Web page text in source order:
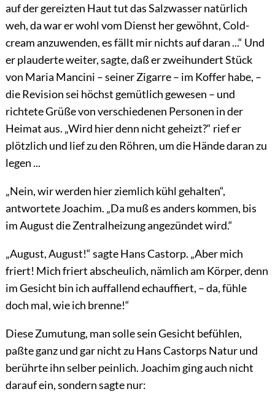
auf der gereizten Haut tut das Salzwasser natürlich
weh, da war er wohl vom Dienst her gewöhnt,Cold-
creamanzuwenden, es fällt mir nichts auf daran ...“ Und
er plauderte weiter, sagte, daß er zweihundert Stück
von Maria Mancini – seiner Zigarre – im Koffer habe, –
die Revision sei höchst gemütlich gewesen – und
richtete Grüße von verschiedenen Personen in der
Heimat aus. „Wird hier denn nicht geheizt?“ rief er
plötzlich und lief zu den Röhren, um die Hände daran zu
legen ...
„Nein, wir werden hier ziemlich kühl gehalten“,
antworteteJoachim. „Da muß es anders kommen, bis
im August die Zentralheizung angezündet wird.“
„August, August!“ sagte Hans Castorp. „Aber mich
friert! Mich friert abscheulich, nämlich am Körper, denn
im Gesicht bin ich auffallend echauffiert, – da, fühle
doch mal, wie ich brenne!“
Diese Zumutung, man solle sein Gesicht befühlen,
paßte ganz und gar nicht zu Hans Castorps Natur und
berührte ihn selber peinlich. Joachim ging auch nicht
darauf ein, sondern sagte nur: